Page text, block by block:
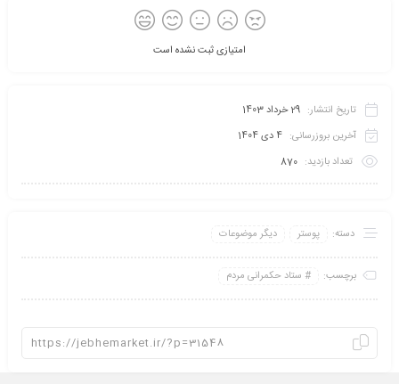
امتیازی ثبت نشده است
تاریخ انتشار: 29 خرداد 1403
آخرین بروزرسانی: 4 دی 1404
تعداد بازدید: 870
دسته: پوستر دیگر موضوعات
برچسب: ستاد حکمرانی مردم